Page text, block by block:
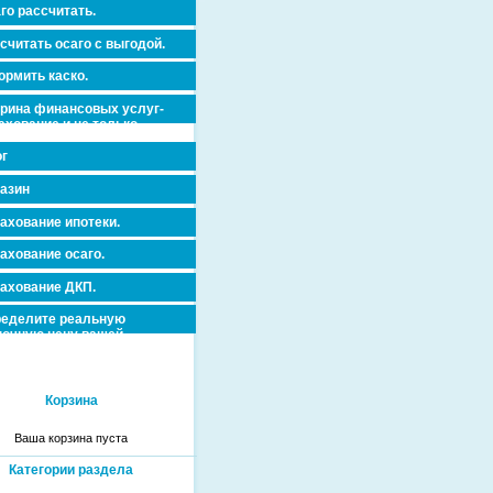
рассчитать.
осаго с выгодой.
каско.
финансовых услуг-
и не только.
ипотеки.
осаго.
ДКП.
реальную
цену вашей
Корзина
Ваша корзина пуста
Категории раздела